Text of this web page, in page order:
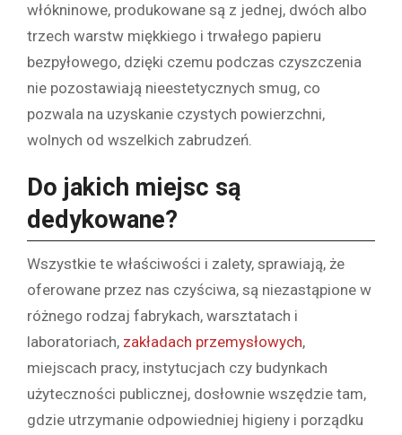
włókninowe, produkowane są z jednej, dwóch albo
trzech warstw miękkiego i trwałego papieru
bezpyłowego, dzięki czemu podczas czyszczenia
nie pozostawiają nieestetycznych smug, co
pozwala na uzyskanie czystych powierzchni,
wolnych od wszelkich zabrudzeń.
Do jakich miejsc są
dedykowane?
Wszystkie te właściwości i zalety, sprawiają, że
oferowane przez nas czyściwa, są niezastąpione w
różnego rodzaj fabrykach, warsztatach i
laboratoriach, zakładach przemysłowych,
miejscach pracy, instytucjach czy budynkach
użyteczności publicznej, dosłownie wszędzie tam,
gdzie utrzymanie odpowiedniej higieny i porządku